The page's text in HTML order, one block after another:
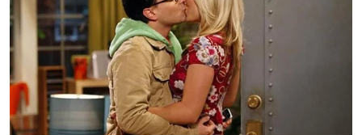
ट
I
L
2
0